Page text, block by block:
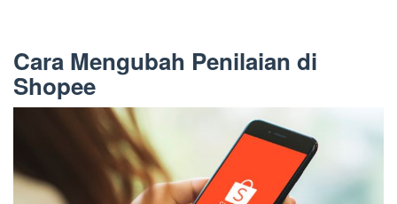
Cara Mengubah Penilaian di
Shopee